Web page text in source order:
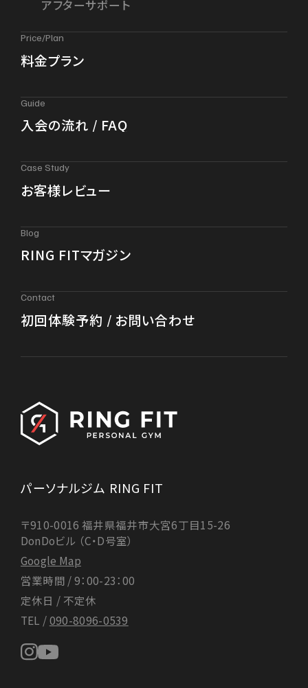
〒910-0016 福井県福井市大宮6丁目15-26
DonDoビル （C・D号室）
Google Map
定休日 / 不定休
© 2024 RING FIT
パーソナルジム RING FIT
〒910-0016 福井県福井市大宮6丁目15-26
DonDoビル （C・D号室）
Google Map
営業時間 / 9：00-23：00
定休日 / 不定休
TEL /090-8096-0539
アフターサポート
Price/Plan
料金プラン
Guide
入会の流れ / FAQ
Case Study
お客様レビュー
Blog
RING FITマガジン
Contact
初回体験予約 / お問い合わせ